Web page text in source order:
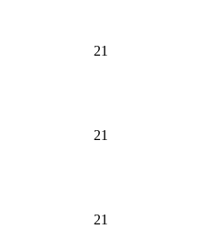
21
21
21